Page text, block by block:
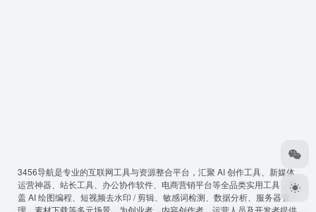
3456导航是专业的互联网工具与资源整合平台，汇聚 AI 创作工具、新媒体
运营神器、站长工具、办公协作软件、电商营销平台等全品类实用工具，覆
盖 AI 绘图编程、短视频去水印 / 剪辑、敏感词检测、数据分析、服务器管
理、素材下载等多元场景，为创业者、内容创作者、运营人员及开发者提供